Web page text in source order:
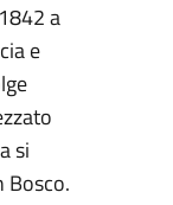
a
e
si
Bosco.